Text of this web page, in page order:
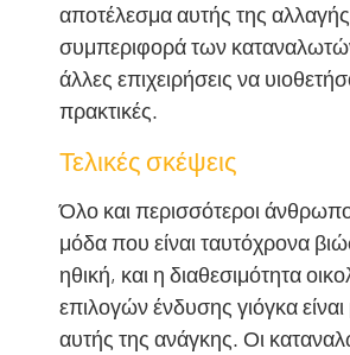
αποτέλεσμα αυτής της
συμπεριφορά των
άλλες επιχειρήσεις να
πρακτικές.
Τελικές σκέψεις
Όλο και περισσότεροι
μόδα που είναι ταυτόχρονα
ηθική, και η διαθεσιμότητα
επιλογών ένδυσης γιόγκα
αυτής της ανάγκης. Οι